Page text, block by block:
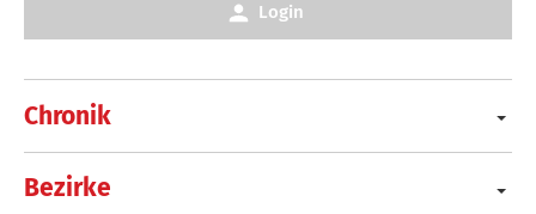
Chronik
Bezirke
Login